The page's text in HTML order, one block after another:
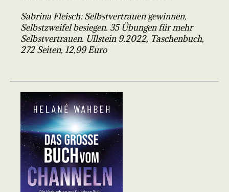
Sabrina Fleisch: Selbstvertrauen gewinnen,
Selbstzweifel besiegen. 35 Übungen für mehr
Selbstvertrauen. Ullstein 9.2022, Taschenbuch,
272 Seiten, 12,99 Euro